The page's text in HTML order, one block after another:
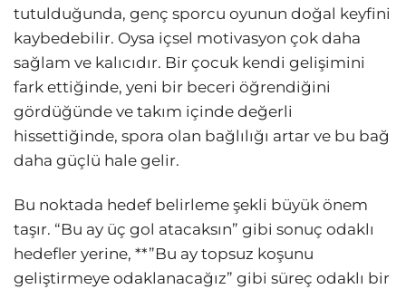
tutulduğunda, genç sporcu oyunun doğal keyfini
kaybedebilir. Oysa içsel motivasyon çok daha
sağlam ve kalıcıdır. Bir çocuk kendi gelişimini
fark ettiğinde, yeni bir beceri öğrendiğini
gördüğünde ve takım içinde değerli
hissettiğinde, spora olan bağlılığı artar ve bu bağ
daha güçlü hale gelir.
Bu noktada hedef belirleme şekli büyük önem
taşır. “Bu ay üç gol atacaksın” gibi sonuç odaklı
hedefler yerine, **”Bu ay topsuz koşunu
geliştirmeye odaklanacağız” gibi süreç odaklı bir